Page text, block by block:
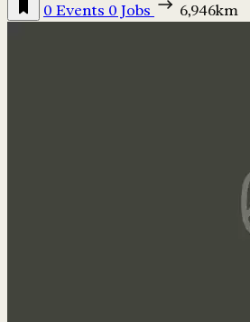
0 Events 0 Jobs 6,946km